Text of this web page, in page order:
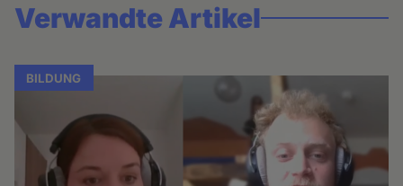
Verwandte Artikel
BILDUNG